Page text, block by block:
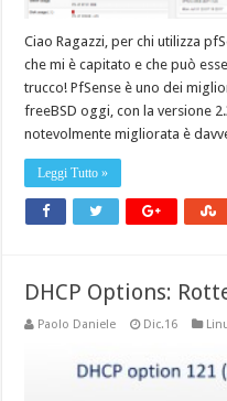
Ciao Ragazzi, per chi utilizza
che mi è capitato e che può
trucco! PfSense è uno dei
freeBSD oggi, con la versione
notevolmente migliorata è
Leggi Tutto »
DHCP Options:
Paolo Daniele Dic.16